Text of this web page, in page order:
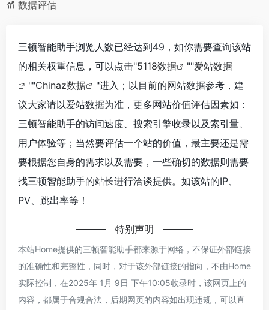
数据评估
三顿智能助手浏览人数已经达到49，如你需要查询该站
的相关权重信息，可以点击"5118数据 ""爱站数据
""Chinaz数据
"进入；以目前的网站数据参考，建
议大家请以爱站数据为准，更多网站价值评估因素如：
三顿智能助手的访问速度、搜索引擎收录以及索引量、
用户体验等；当然要评估一个站的价值，最主要还是需
要根据您自身的需求以及需要，一些确切的数据则需要
找三顿智能助手的站长进行洽谈提供。如该站的IP、
PV、跳出率等！
特别声明
本站Home提供的三顿智能助手都来源于网络，不保证外部链接
的准确性和完整性，同时，对于该外部链接的指向，不由Home
实际控制，在2025年 1月 9日 下午10:05收录时，该网页上的
内容，都属于合规合法，后期网页的内容如出现违规，可以直